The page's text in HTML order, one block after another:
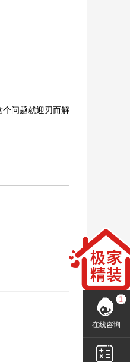
问题就迎刃而解
在线咨询